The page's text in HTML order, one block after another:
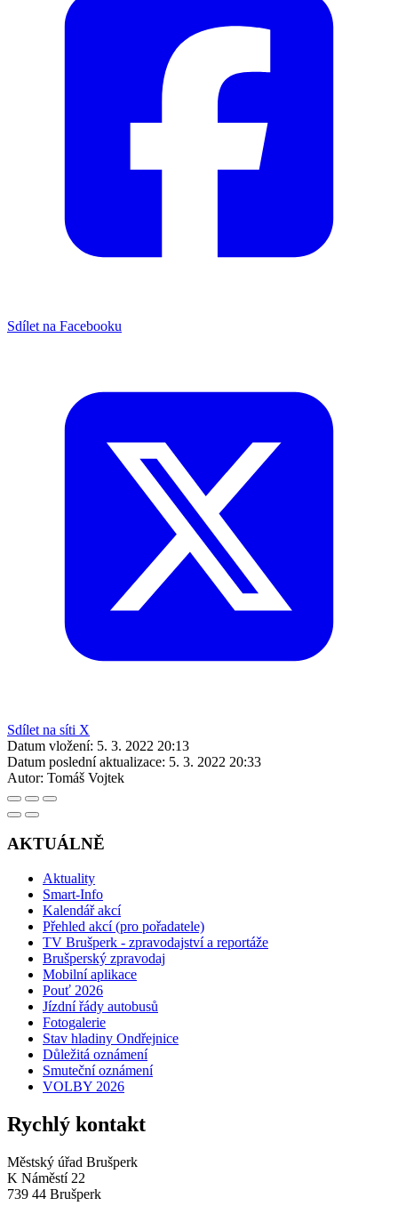
Sdílet na Facebooku
Sdílet na síti X
Datum vložení: 5. 3. 2022 20:13
Datum poslední aktualizace: 5. 3. 2022 20:33
Autor: Tomáš Vojtek
AKTUÁLNĚ
Aktuality
Smart-Info
Kalendář akcí
Přehled akcí (pro pořadatele)
TV Brušperk - zpravodajství a reportáže
Brušperský zpravodaj
Mobilní aplikace
Pouť 2026
Jízdní řády autobusů
Fotogalerie
Stav hladiny Ondřejnice
Důležitá oznámení
Smuteční oznámení
VOLBY 2026
Rychlý kontakt
Městský úřad Brušperk
K Náměstí 22
739 44 Brušperk